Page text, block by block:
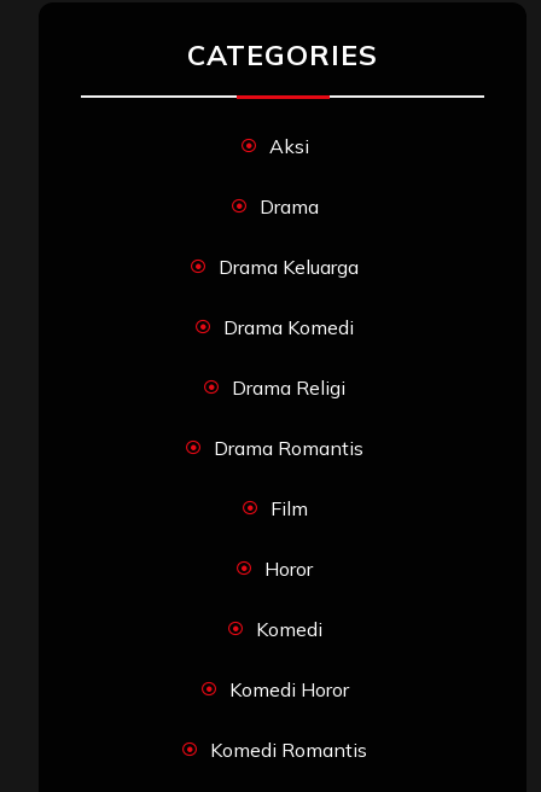
CATEGORIES
Aksi
Drama
Drama Keluarga
Drama Komedi
Drama Religi
Drama Romantis
Film
Horor
Komedi
Komedi Horor
Komedi Romantis